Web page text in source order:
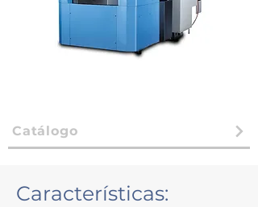
Catálogo
Características: